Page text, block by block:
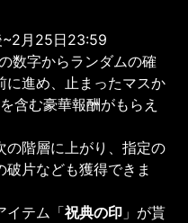
~2月25日23:59
数字からランダムの確
に進め、止まったマスか
を含む豪華報酬がもらえ
の階層に上がり、指定の
片なども獲得できま
イテム「祝典の印 」が貰